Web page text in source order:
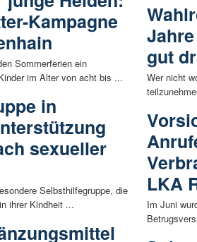
Kampagne
Sommerferien ein
im Alter von acht bis ...
in
sexueller
Selbsthilfegruppe, die
ihrer Kindheit ...
gut
Wer nicht
LKA
Im Juni